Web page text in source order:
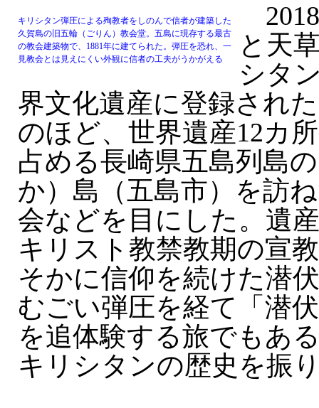
キリシタン弾圧による殉教者をしのんで信者が建築した
久賀島の旧五輪（ごりん）教会堂。五島に現存する最古
の教会建築物で、1881年に建てられた。弾圧を恐れ、一
見教会とは見えにくい外観に信者の工夫がうかがえる
と天
シタ
界文化遺産に登録され
のほど、世界遺産12カ
占める長崎県五島列島
か）島（五島市）を訪
会などを目にした。遺
キリスト教禁教期の宣
そかに信仰を続けた潜
むごい弾圧を経て「潜
を追体験する旅でもあ
キリシタンの歴史を振